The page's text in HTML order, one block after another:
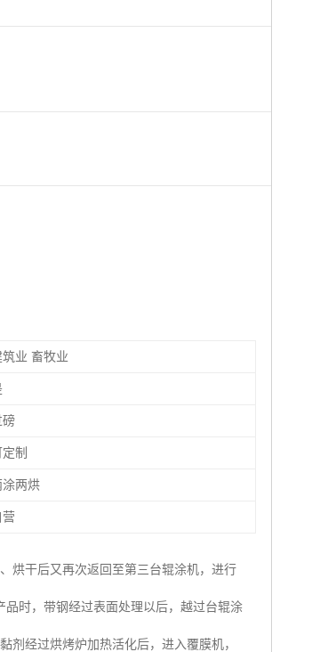
筑业 畜牧业
磅
定制
涂两烘
营
烘干后又再次返回至第三台辊涂机，进行
时，带钢经过表面处理以后，越过台辊涂
剂经过烘烤炉加热活化后，进入覆膜机，